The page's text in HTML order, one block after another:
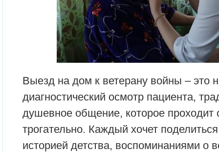
Выезд на дом к ветерану войны – это
диагностический осмотр пациента,
душевное общение, которое проходит
трогательно. Каждый хочет
историей детства, воспоминаниями о